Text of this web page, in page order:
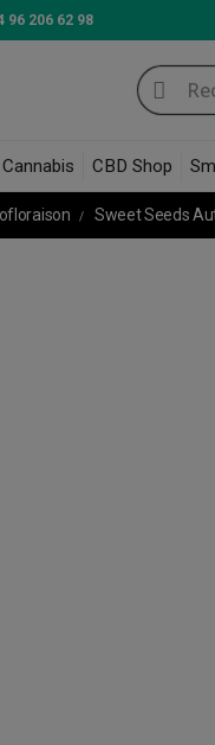
96 206 62 98
CBD Shop
Sweet Seeds